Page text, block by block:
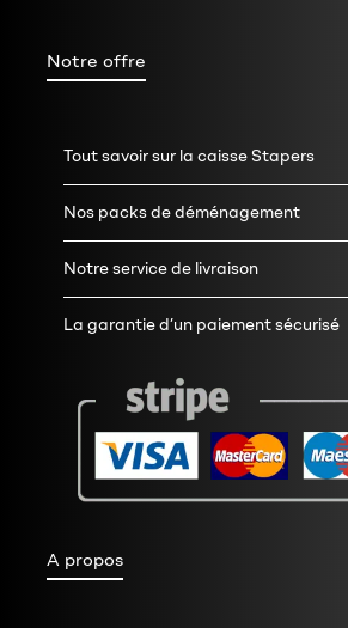
Notre offre
Tout savoir sur la caisse Stapers
Nos packs de déménagement
Notre service de livraison
La garantie d’un paiement sécurisé
A propos